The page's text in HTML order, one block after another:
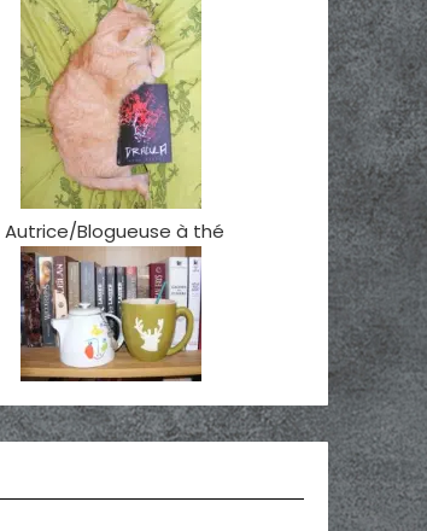
Autrice/Blogueuse à thé